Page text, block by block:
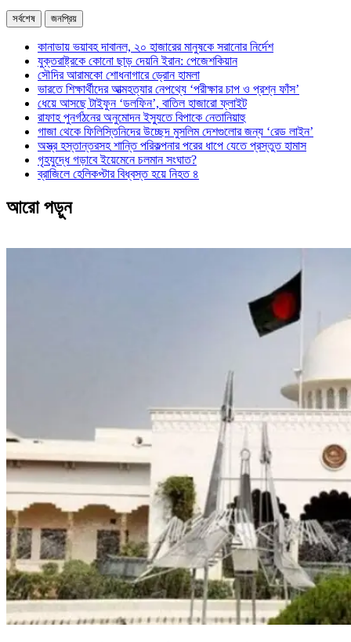
সর্বশেষ জনপ্রিয়
কানাডায় ভয়াবহ দাবানল, ২০ হাজারের মানুষকে সরানোর নির্দেশ
যুক্তরাষ্ট্রকে কোনো ছাড় দেয়নি ইরান: পেজেশকিয়ান
সৌদির আরামকো শোধনাগারে ড্রোন হামলা
ভারতে শিক্ষার্থীদের আত্মহত্যার নেপথ্যে ‘পরীক্ষার চাপ ও প্রশ্ন ফাঁস’
ধেয়ে আসছে টাইফুন ‘ডলফিন’, বাতিল হাজারো ফ্লাইট
রাফাহ পুনর্গঠনের অনুমোদন ইস্যুতে বিপাকে নেতানিয়াহু
গাজা থেকে ফিলিস্তিনিদের উচ্ছেদ মুসলিম দেশগুলোর জন্য ‘রেড লাইন’
অস্ত্র হস্তান্তরসহ শান্তি পরিকল্পনার পরের ধাপে যেতে প্রস্তুত হামাস
গৃহযুদ্ধে গড়াবে ইয়েমেনে চলমান সংঘাত?
ব্রাজিলে হেলিকপ্টার বিধ্বস্ত হয়ে নিহত ৪
আরো পড়ুন